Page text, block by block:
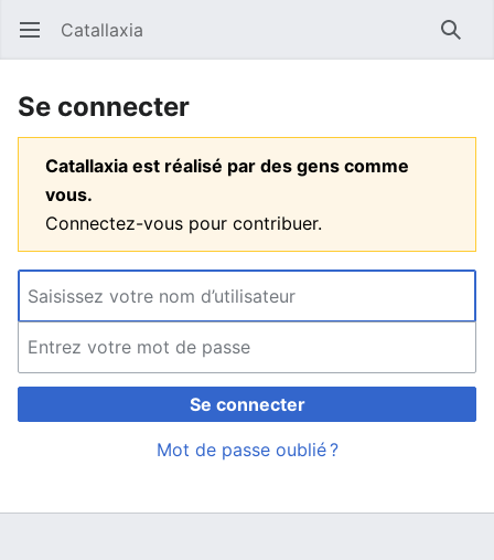
Ouvrir le menu principal Catallaxia
Se connecter
Catallaxia est réalisé par des gens comme
vous.
Connectez-vous pour contribuer.
Se connecter
Mot de passe oublié ?